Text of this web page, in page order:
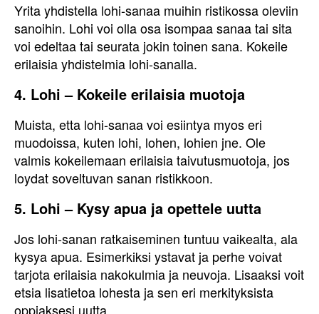
Yrita yhdistella lohi-sanaa muihin ristikossa oleviin
sanoihin. Lohi voi olla osa isompaa sanaa tai sita
voi edeltaa tai seurata jokin toinen sana. Kokeile
erilaisia yhdistelmia lohi-sanalla.
4. Lohi – Kokeile erilaisia muotoja
Muista, etta lohi-sanaa voi esiintya myos eri
muodoissa, kuten lohi, lohen, lohien jne. Ole
valmis kokeilemaan erilaisia taivutusmuotoja, jos
loydat soveltuvan sanan ristikkoon.
5. Lohi – Kysy apua ja opettele uutta
Jos lohi-sanan ratkaiseminen tuntuu vaikealta, ala
kysya apua. Esimerkiksi ystavat ja perhe voivat
tarjota erilaisia nakokulmia ja neuvoja. Lisaaksi voit
etsia lisatietoa lohesta ja sen eri merkityksista
oppiaksesi uutta.